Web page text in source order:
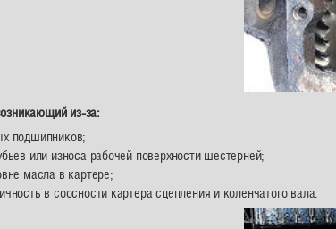
из-за:
подшипников;
или износа рабочей поверхности шестерней;
масла в картере;
в соосности картера сцепления и коленчатого вала.